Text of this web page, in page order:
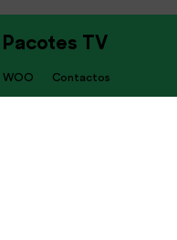
Pacotes TV
WOO
Contactos